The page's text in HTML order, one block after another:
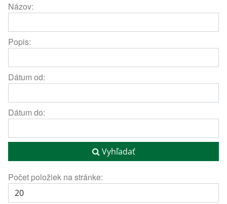
Názov:
Popis:
Dátum od:
Dátum do:
Vyhľadať
Počet položiek na stránke: